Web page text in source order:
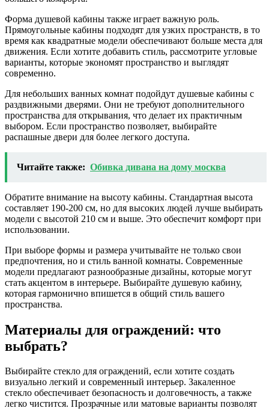
Форма душевой кабины также играет важную роль.
Прямоугольные кабины подходят для узких пространств, в то
время как квадратные модели обеспечивают больше места для
движения. Если хотите добавить стиль, рассмотрите угловые
варианты, которые экономят пространство и выглядят
современно.
Для небольших ванных комнат подойдут душевые кабины с
раздвижными дверями. Они не требуют дополнительного
пространства для открывания, что делает их практичным
выбором. Если пространство позволяет, выбирайте
распашные двери для более легкого доступа.
Читайте также: Обивка дивана на дому москва
Обратите внимание на высоту кабины. Стандартная высота
составляет 190-200 см, но для высоких людей лучше выбирать
модели с высотой 210 см и выше. Это обеспечит комфорт при
использовании.
При выборе формы и размера учитывайте не только свои
предпочтения, но и стиль ванной комнаты. Современные
модели предлагают разнообразные дизайны, которые могут
стать акцентом в интерьере. Выбирайте душевую кабину,
которая гармонично впишется в общий стиль вашего
пространства.
Материалы для ограждений: что
выбрать?
Выбирайте стекло для ограждений, если хотите создать
визуально легкий и современный интерьер. Закаленное
стекло обеспечивает безопасность и долговечность, а также
легко чистится. Прозрачные или матовые варианты позволят